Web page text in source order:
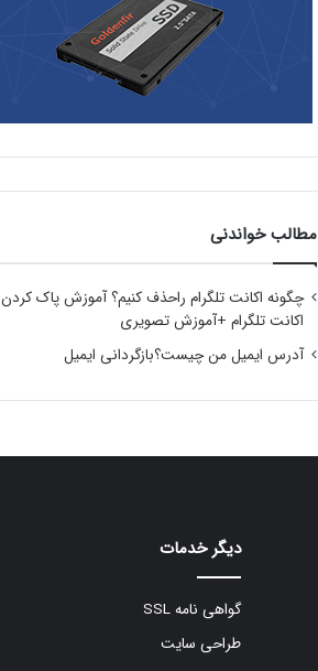
مطالب خواندنی
چگونه اکانت تلگرام راحذف کنیم؟ آموزش پاک کردن
اکانت تلگرام +آموزش تصویری
آدرس ایمیل من چیست؟بازگردانی ایمیل
دیگر خدمات
گواهی نامه SSL
طراحی سایت